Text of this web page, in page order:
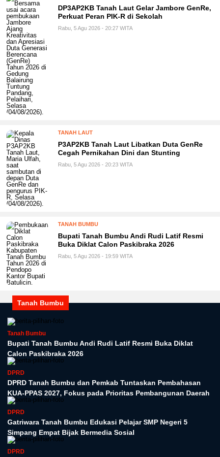
DP3AP2KB Tanah Laut Gelar Jambore GenRe,
Perkuat Peran PIK-R di Sekolah
Rabu, 5 Agu 2026 - 20:27 WITA
TANAH LAUT
P3AP2KB Tanah Laut Libatkan Duta GenRe
Cegah Pernikahan Dini dan Stunting
Rabu, 5 Agu 2026 - 20:23 WITA
TANAH BUMBU
Bupati Tanah Bumbu Andi Rudi Latif Resmi
Buka Diklat Calon Paskibraka 2026
Rabu, 5 Agu 2026 - 19:59 WITA
Tanah Bumbu
Tanah Bumbu
Bupati Tanah Bumbu Andi Rudi Latif Resmi Buka Diklat
Calon Paskibraka 2026
DPRD
DPRD Tanah Bumbu dan Pemkab Tuntaskan Pembahasan
KUA-PPAS 2027, Fokus pada Prioritas Pembangunan Daerah
DPRD
Gatriwara Tanah Bumbu Edukasi Pelajar SMP Negeri 5
Simpang Empat Bijak Bermedia Sosial
DPRD